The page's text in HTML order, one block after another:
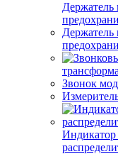
Держатель
Держатель
Звонок
Индикатор